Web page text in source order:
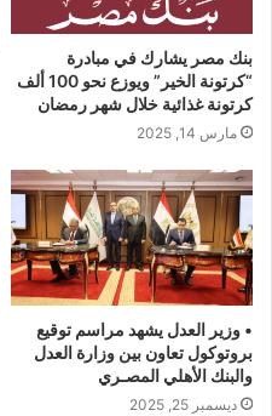
بنك مصر يشارك في مبادرة
“كرتونة الخير” ويوزع نحو 100 ألف
كرتونة غذائية خلال شهر رمضان
مارس 14, 2025
• وزير العدل يشهد مراسم توقيع
بروتوكول تعاون بين وزارة العدل
والبنك الأهلي المصـري
ديسمبر 25, 2025